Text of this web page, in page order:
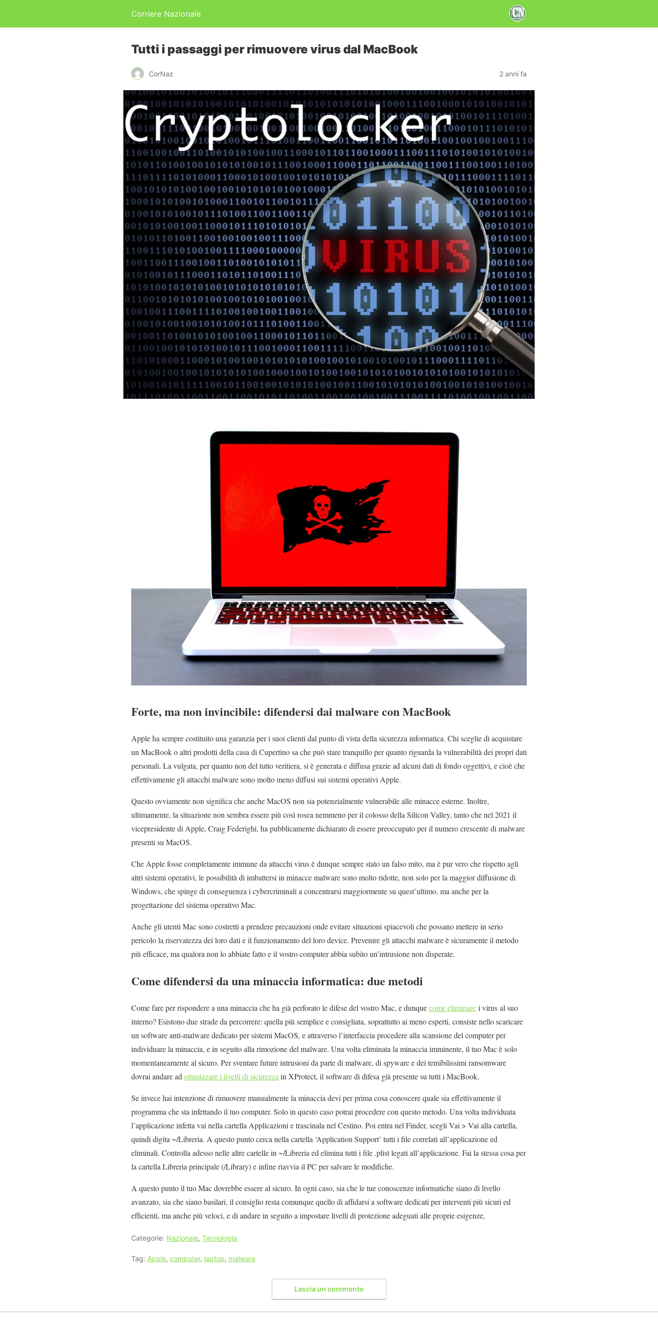
Corriere Nazionale
Tutti i passaggi per rimuovere virus dal MacBook
CorNaz 2 anni fa
Forte, ma non invincibile: difendersi dai malware con MacBook
Apple ha sempre costituito una garanzia per i suoi clienti dal punto di vista della sicurezza informatica. Chi sceglie di acquistare
un MacBook o altri prodotti della casa di Cupertino sa che può stare tranquillo per quanto riguarda la vulnerabilità dei propri dati
personali. La vulgata, per quanto non del tutto veritiera, si è generata e diffusa grazie ad alcuni dati di fondo oggettivi, e cioè che
effettivamente gli attacchi malware sono molto meno diffusi sui sistemi operativi Apple.
Questo ovviamente non significa che anche MacOS non sia potenzialmente vulnerabile alle minacce esterne. Inoltre,
ultimamente, la situazione non sembra essere più così rosea nemmeno per il colosso della Silicon Valley, tanto che nel 2021 il
vicepresidente di Apple, Craig Federighi, ha pubblicamente dichiarato di essere preoccupato per il numero crescente di malware
presenti su MacOS.
Che Apple fosse completamente immune da attacchi virus è dunque sempre stato un falso mito, ma è pur vero che rispetto agli
altri sistemi operativi, le possibilità di imbattersi in minacce malware sono molto ridotte, non solo per la maggior diffusione di
Windows, che spinge di conseguenza i cybercriminali a concentrarsi maggiormente su quest’ultimo, ma anche per la
progettazione del sistema operativo Mac.
Anche gli utenti Mac sono costretti a prendere precauzioni onde evitare situazioni spiacevoli che possano mettere in serio
pericolo la riservatezza dei loro dati e il funzionamento del loro device. Prevenire gli attacchi malware è sicuramente il metodo
più efficace, ma qualora non lo abbiate fatto e il vostro computer abbia subito un’intrusione non disperate.
Come difendersi da una minaccia informatica: due metodi
Come fare per rispondere a una minaccia che ha già perforato le difese del vostro Mac, e dunquecome eliminare i virus al suo
interno? Esistono due strade da percorrere: quella più semplice e consigliata, soprattutto ai meno esperti, consiste nello scaricare
un software anti-malware dedicato per sistemi MacOS, e attraverso l’interfaccia procedere alla scansione del computer per
individuare la minaccia, e in seguito alla rimozione del malware. Una volta eliminata la minaccia imminente, il tuo Mac è solo
momentaneamente al sicuro. Per sventare future intrusioni da parte di malware, di spyware e dei temibilissimi ransomware
dovrai andare ad ottimizzare i livelli di sicurezza in XProtect, il software di difesa già presente su tutti i MacBook.
Se invece hai intenzione di rimuovere manualmente la minaccia devi per prima cosa conoscere quale sia effettivamente il
programma che sta infettando il tuo computer. Solo in questo caso potrai procedere con questo metodo. Una volta individuata
l’applicazione infetta vai nella cartella Applicazioni e trascinala nel Cestino. Poi entra nel Finder, scegli Vai > Vai alla cartella,
quindi digita ~/Libreria. A questo punto cerca nella cartella ‘Application Support’ tutti i file correlati all’applicazione ed
eliminali. Controlla adesso nelle altre cartelle in ~/Libreria ed elimina tutti i file .plist legati all’applicazione. Fai la stessa cosa per
la cartella Libreria principale (/Library) e infine riavvia il PC per salvare le modifiche.
A questo punto il tuo Mac dovrebbe essere al sicuro. In ogni caso, sia che le tue conoscenze informatiche siano di livello
avanzato, sia che siano basilari, il consiglio resta comunque quello di affidarsi a software dedicati per interventi più sicuri ed
efficienti, ma anche più veloci, e di andare in seguito a impostare livelli di protezione adeguati alle proprie esigenze,
Categorie: Nazionale, Tecnologia
Tag: Apple, computer, laptop, malware
Lascia un commento